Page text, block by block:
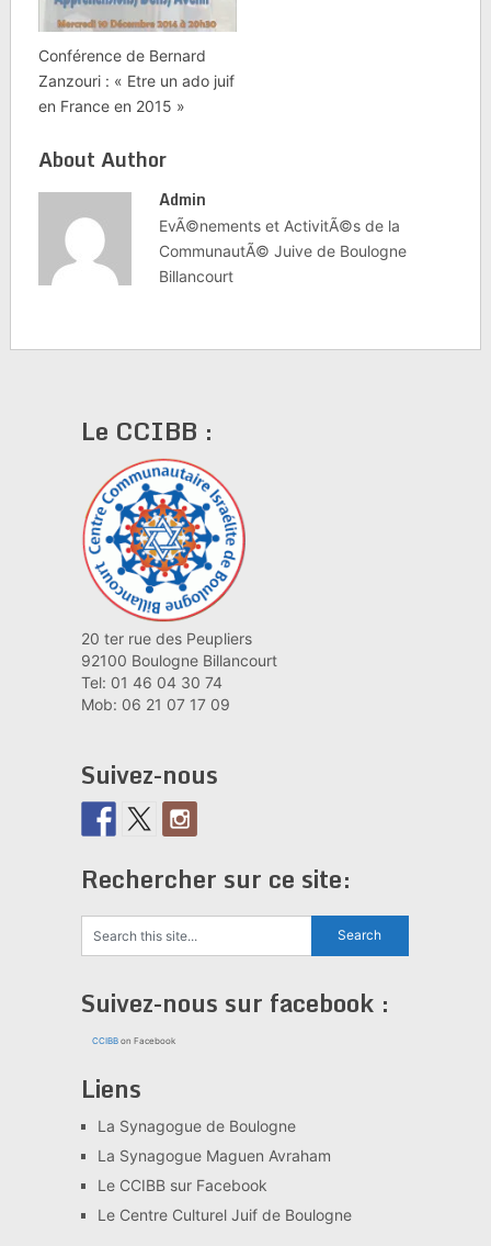
Conférence de Bernard
Zanzouri : « Etre un ado juif
en France en 2015 »
About Author
Admin
EvÃ©nements et ActivitÃ©s de la
CommunautÃ© Juive de Boulogne
Billancourt
Le CCIBB :
20 ter rue des Peupliers
92100 Boulogne Billancourt
Tel: 01 46 04 30 74
Mob: 06 21 07 17 09
Suivez-nous
Rechercher sur ce site:
Suivez-nous sur facebook :
CCIBBon Facebook
Liens
La Synagogue de Boulogne
La Synagogue Maguen Avraham
Le CCIBB sur Facebook
Le Centre Culturel Juif de Boulogne